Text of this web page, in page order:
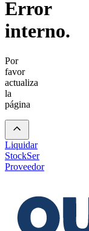
Error
interno.
Por
favor
actualiza
la
página
Liquidar
StockSer
Proveedor